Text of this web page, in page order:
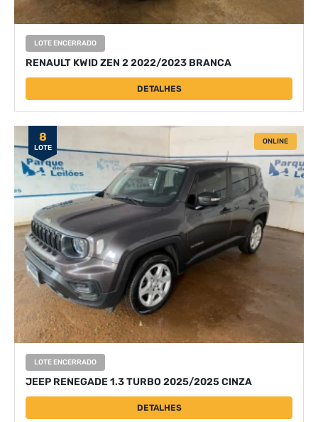
LOTE ENCERRADO
RENAULT KWID ZEN 2 2022/2023 BRANCA
DETALHES
8
LOTE
ONLINE
LOTE ENCERRADO
JEEP RENEGADE 1.3 TURBO 2025/2025 CINZA
DETALHES